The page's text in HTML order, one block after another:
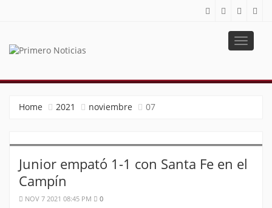
Toggle
Home 2021 noviembre 07
Junior empató 1-1 con Santa Fe en el
Campín
NOV 7 2021 08:45 PM 0